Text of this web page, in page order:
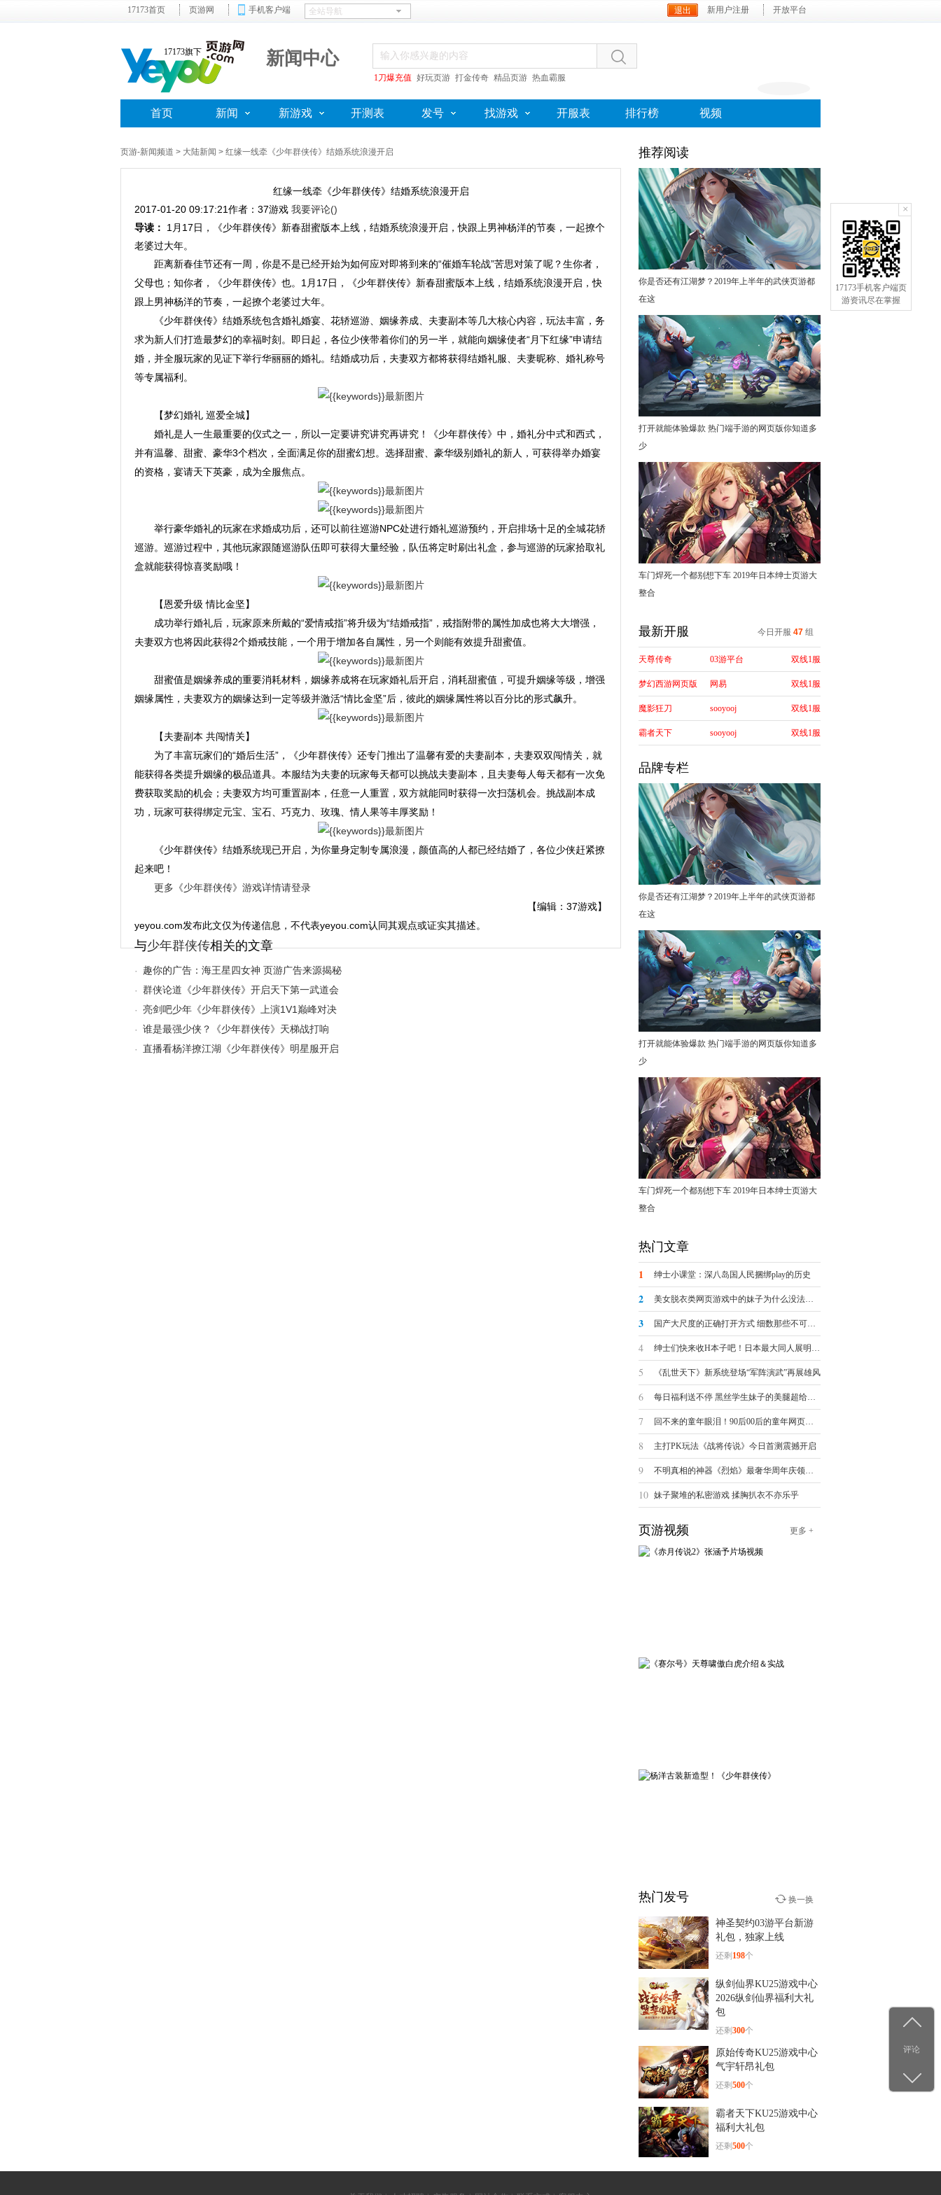
17173首页 页游网 手机客户端 新用户注册 开放平台
17173旗下 新闻中心
1刀爆充值 好玩页游 打金传奇 精品页游 热血霸服
首页 新闻 新游戏 开测表 发号 找游戏 开服表 排行榜 视频
页游-新闻频道 > 大陆新闻 > 红缘一线牵《少年群侠传》结婚系统浪漫开启
红缘一线牵《少年群侠传》结婚系统浪漫开启
2017-01-20 09:17:21作者：37游戏 手机订阅
我要评论()
导读：
1月17日，《少年群侠传》新春甜蜜版本上线，结婚系统浪漫开启，快跟上男神杨洋的节奏，一起撩个
老婆过大年。
距离新春佳节还有一周，你是不是已经开始为如何应对即将到来的“催婚车轮战”苦思对策了呢？生你者，
父母也；知你者，《少年群侠传》也。1月17日，《少年群侠传》新春甜蜜版本上线，结婚系统浪漫开启，快
跟上男神杨洋的节奏，一起撩个老婆过大年。
《少年群侠传》结婚系统包含婚礼婚宴、花轿巡游、姻缘养成、夫妻副本等几大核心内容，玩法丰富，务
求为新人们打造最梦幻的幸福时刻。即日起，各位少侠带着你们的另一半，就能向姻缘使者“月下红缘”申请结
婚，并全服玩家的见证下举行华丽丽的婚礼。结婚成功后，夫妻双方都将获得结婚礼服、夫妻昵称、婚礼称号
等专属福利。
【梦幻婚礼 巡爱全城】
婚礼是人一生最重要的仪式之一，所以一定要讲究讲究再讲究！《少年群侠传》中，婚礼分中式和西式，
并有温馨、甜蜜、豪华3个档次，全面满足你的甜蜜幻想。选择甜蜜、豪华级别婚礼的新人，可获得举办婚宴
的资格，宴请天下英豪，成为全服焦点。
举行豪华婚礼的玩家在求婚成功后，还可以前往巡游NPC处进行婚礼巡游预约，开启排场十足的全城花轿
巡游。巡游过程中，其他玩家跟随巡游队伍即可获得大量经验，队伍将定时刷出礼盒，参与巡游的玩家拾取礼
盒就能获得惊喜奖励哦！
【恩爱升级 情比金坚】
成功举行婚礼后，玩家原来所戴的“爱情戒指”将升级为“结婚戒指”，戒指附带的属性加成也将大大增强，
夫妻双方也将因此获得2个婚戒技能，一个用于增加各自属性，另一个则能有效提升甜蜜值。
甜蜜值是姻缘养成的重要消耗材料，姻缘养成将在玩家婚礼后开启，消耗甜蜜值，可提升姻缘等级，增强
姻缘属性，夫妻双方的姻缘达到一定等级并激活“情比金坚”后，彼此的姻缘属性将以百分比的形式飙升。
【夫妻副本 共闯情关】
为了丰富玩家们的“婚后生活”，《少年群侠传》还专门推出了温馨有爱的夫妻副本，夫妻双双闯情关，就
能获得各类提升姻缘的极品道具。本服结为夫妻的玩家每天都可以挑战夫妻副本，且夫妻每人每天都有一次免
费获取奖励的机会；夫妻双方均可重置副本，任意一人重置，双方就能同时获得一次扫荡机会。挑战副本成
功，玩家可获得绑定元宝、宝石、巧克力、玫瑰、情人果等丰厚奖励！
《少年群侠传》结婚系统现已开启，为你量身定制专属浪漫，颜值高的人都已经结婚了，各位少侠赶紧撩
起来吧！
更多《少年群侠传》游戏详情请登录
【编辑：37游戏】
yeyou.com发布此文仅为传递信息，不代表yeyou.com认同其观点或证实其描述。
与少年群侠传相关的文章
·
趣你的广告：海王星四女神 页游广告来源揭秘
· 群侠论道《少年群侠传》开启天下第一武道会
· 亮剑吧少年《少年群侠传》上演1V1巅峰对决
· 谁是最强少侠？《少年群侠传》天梯战打响
· 直播看杨洋撩江湖《少年群侠传》明星服开启
推荐阅读
你是否还有江湖梦？2019年上半年的武侠页游都
在这
打开就能体验爆款 热门端手游的网页版你知道多
少
车门焊死一个都别想下车 2019年日本绅士页游大
整合
最新开服 今日开服 47 组
天尊传奇 03游平台 双线1服
梦幻西游网页版 网易 双线1服
魔影狂刀 sooyooj 双线1服
霸者天下 sooyooj 双线1服
品牌专栏
你是否还有江湖梦？2019年上半年的武侠页游都
在这
打开就能体验爆款 热门端手游的网页版你知道多
少
车门焊死一个都别想下车 2019年日本绅士页游大
整合
热门文章
1 绅士小课堂：深八岛国人民捆绑play的历史
2 美女脱衣类网页游戏中的妹子为什么没法被脱光？
3 国产大尺度的正确打开方式 细数那些不可描述的羞羞页游
4 绅士们快来收H本子吧！日本最大同人展明日开幕
5 《乱世天下》新系统登场“军阵演武”再展雄风
6 每日福利送不停 黑丝学生妹子的美腿超给力诱惑
7 回不来的童年眼泪！90后00后的童年网页游戏大盘点
8 主打PK玩法《战将传说》今日首测震撼开启
9 不明真相的神器《烈焰》最奢华周年庆领跑全球
10 妹子聚堆的私密游戏 揉胸扒衣不亦乐乎
页游视频 更多 +
少年群侠传
12-29
杨洋古装新造型！《少年群
侠传》
热门发号
神圣契约03游平台新游
礼包，独家上线
还剩 198个
纵剑仙界KU25游戏中心
2026纵剑仙界福利大礼
包
还剩300个
原始传奇KU25游戏中心
气宇轩昂礼包
还剩500个
霸者天下KU25游戏中心
福利大礼包
还剩500个
七雄争霸63YY网页游戏
换一换
评论
×
17173手机客户端页
游资讯尽在掌握